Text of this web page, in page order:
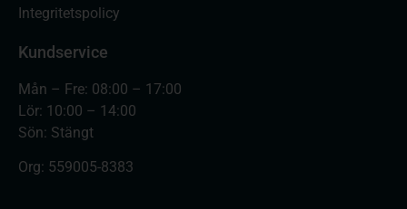
Integritetspolicy
Kundservice
Mån – Fre: 08:00 – 17:00
Lör: 10:00 – 14:00
Sön: Stängt
Org: 559005-8383